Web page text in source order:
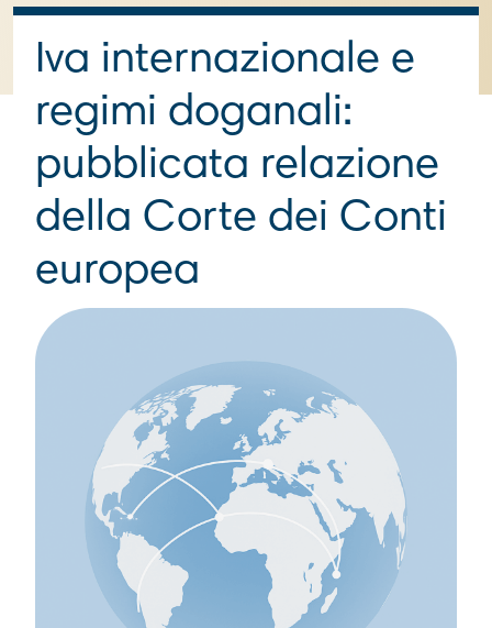
Iva internazionale e
regimi doganali:
pubblicata relazione
della Corte dei Conti
europea